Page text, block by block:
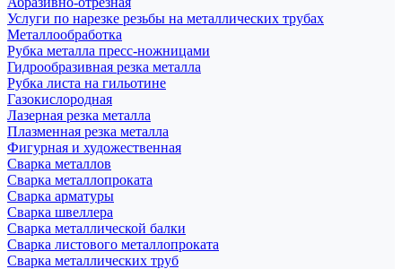
Услуги по нарезке резьбы на металлических трубах
Металлообработка
Рубка металла пресс-ножницами
Гидрообразивная резка металла
Рубка листа на гильотине
Газокислородная
Лазерная резка металла
Плазменная резка металла
Фигурная и художественная
Сварка металлов
Сварка металлопроката
Сварка арматуры
Сварка швеллера
Сварка металлической балки
Сварка листового металлопроката
Сварка металлических труб